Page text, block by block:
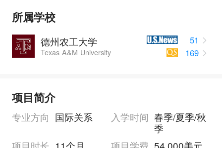
所属学校
德州农工大学
Texas A&M University
51
169
项目简介
专业方向 国际关系 入学时间 春季/夏季/秋
季
项目时长 11个月 项目学费 54,000美元